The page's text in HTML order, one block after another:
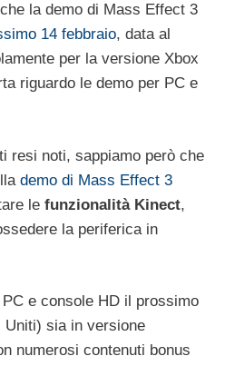
la demo di Mass Effect 3
14 febbraio, data al
per la versione Xbox
riguardo le demo per PC e
resi noti, sappiamo però che
demo di Mass Effect 3
le funzionalità Kinect,
la periferica in
e console HD il prossimo
Uniti) sia in versione
numerosi contenuti bonus